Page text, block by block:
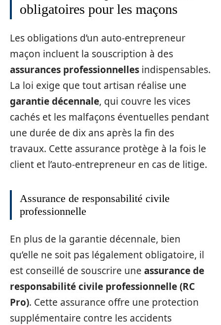
obligatoires pour les maçons
Les obligations d’un auto-entrepreneur
maçon incluent la souscription à des
assurances professionnelles indispensables.
La loi exige que tout artisan réalise une
garantie décennale, qui couvre les vices
cachés et les malfaçons éventuelles pendant
une durée de dix ans après la fin des
travaux. Cette assurance protège à la fois le
client et l’auto-entrepreneur en cas de litige.
Assurance de responsabilité civile
professionnelle
En plus de la garantie décennale, bien
qu’elle ne soit pas légalement obligatoire, il
est conseillé de souscrire une assurance de
responsabilité civile professionnelle (RC
Pro). Cette assurance offre une protection
supplémentaire contre les accidents